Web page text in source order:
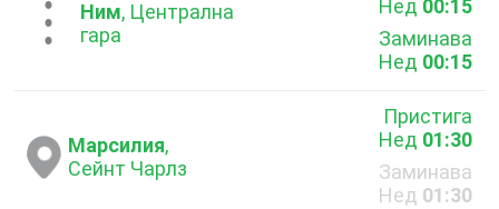
...
Ним, Централна
гара
Нед 00:15
Заминава
Нед 00:15
Марсилия,
Сейнт Чарлз
Пристига
Нед 01:30
Заминава
Нед 01:30